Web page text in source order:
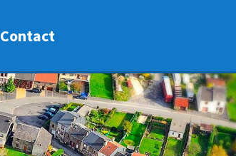
Contact